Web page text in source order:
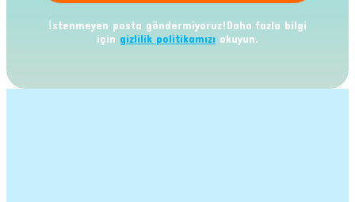
İstenmeyen posta göndermiyoruz!Daha fazla bilgi
için gizlilik politikamızı okuyun.